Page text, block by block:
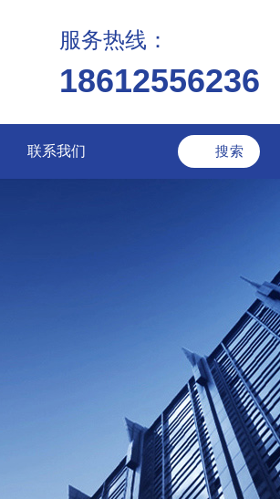
服务热线：
18612556236
联系我们